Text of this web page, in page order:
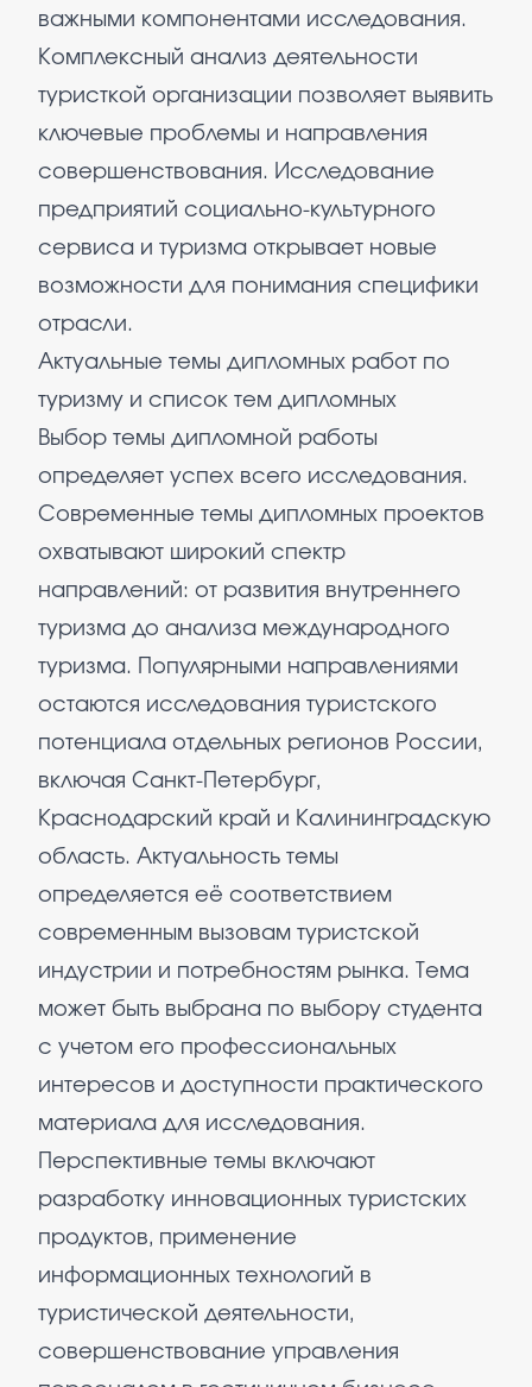
важными компонентами исследования.
Комплексный анализ деятельности
туристкой организации позволяет выявить
ключевые проблемы и направления
совершенствования. Исследование
предприятий социально-культурного
сервиса и туризма открывает новые
возможности для понимания специфики
отрасли.
Актуальные темы дипломных работ по
туризму и список тем дипломных
Выбор темы дипломной работы
определяет успех всего исследования.
Современные темы дипломных проектов
охватывают широкий спектр
направлений: от развития внутреннего
туризма до анализа международного
туризма. Популярными направлениями
остаются исследования туристского
потенциала отдельных регионов России,
включая Санкт-Петербург,
Краснодарский край и Калининградскую
область. Актуальность темы
определяется её соответствием
современным вызовам туристской
индустрии и потребностям рынка. Тема
может быть выбрана по выбору студента
с учетом его профессиональных
интересов и доступности практического
материала для исследования.
Перспективные темы включают
разработку инновационных туристских
продуктов, применение
информационных технологий в
туристической деятельности,
совершенствование управления